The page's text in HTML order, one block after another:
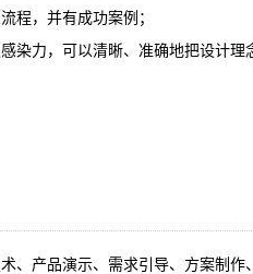
程，并有成功案例；
染力，可以清晰、准确地把设计理
、产品演示、需求引导、方案制作